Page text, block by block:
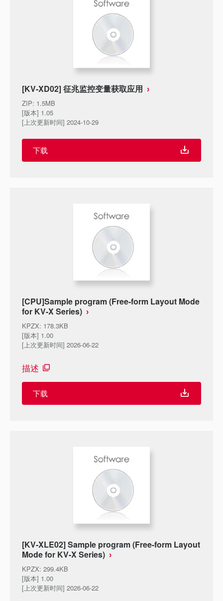
[KV-XD02] 征兆监控变量获取应用
ZIP: 1.5MB
[版本] 1.05
[上次更新时间] 2024-10-29
下载
[CPU]Sample program (Free-form Layout Mode
for KV-X Series)
KPZX: 178.3KB
[版本] 1.00
[上次更新时间] 2026-06-22
描述
下载
[KV-XLE02] Sample program (Free-form Layout
Mode for KV-X Series)
KPZX: 299.4KB
[版本] 1.00
[上次更新时间] 2026-06-22